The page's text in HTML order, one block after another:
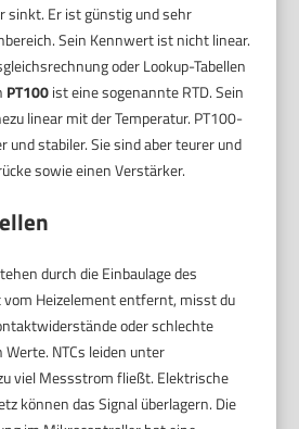
sinkt. Er ist günstig und sehr
Sein Kennwert ist nicht linear.
oder Lookup-Tabellen
PT100ist eine sogenannte RTD. Sein
linear mit der Temperatur. PT100-
und stabiler. Sie sind aber teurer und
sowie einen Verstärker.
durch die Einbaulage des
vom Heizelement entfernt, misst du
oder schlechte
NTCs leiden unter
viel Messstrom fließt. Elektrische
können das Signal überlagern. Die